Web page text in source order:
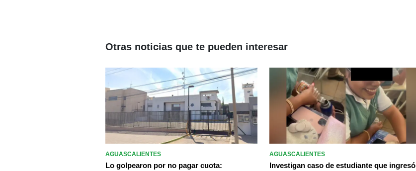
Otras noticias que te pueden interesar
AGUASCALIENTES
Lo golpearon por no pagar cuota:
AGUASCALIENTES
Investigan caso de estudiante que ingresó